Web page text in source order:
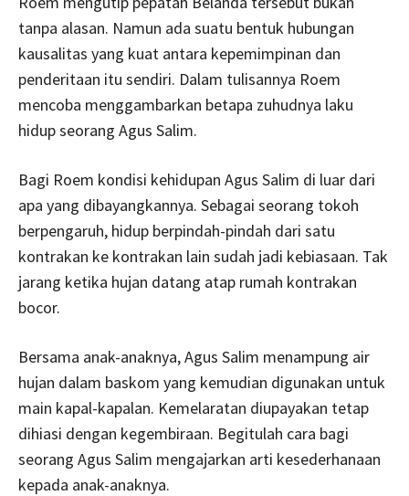
tanpa alasan. Namun ada suatu bentuk hubungan
kausalitas yang kuat antara kepemimpinan dan
penderitaan itu sendiri. Dalam tulisannya Roem
mencoba menggambarkan betapa zuhudnya laku
hidup seorang Agus Salim.
Bagi Roem kondisi kehidupan Agus Salim di luar dari
apa yang dibayangkannya. Sebagai seorang tokoh
berpengaruh, hidup berpindah-pindah dari satu
kontrakan ke kontrakan lain sudah jadi kebiasaan. Tak
jarang ketika hujan datang atap rumah kontrakan
bocor.
Bersama anak-anaknya, Agus Salim menampung air
hujan dalam baskom yang kemudian digunakan untuk
main kapal-kapalan. Kemelaratan diupayakan tetap
dihiasi dengan kegembiraan. Begitulah cara bagi
seorang Agus Salim mengajarkan arti kesederhanaan
kepada anak-anaknya.